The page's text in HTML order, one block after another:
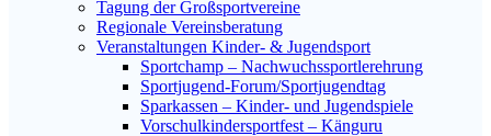
Tagung der Großsportvereine
Regionale Vereinsberatung
Veranstaltungen Kinder- & Jugendsport
Sportchamp – Nach­wuchs­sportler­ehrung
Sportjugend-Forum/Sport­jugend­tag
Sparkassen – Kinder- und Jugendspiele
Vorschulkindersportfest – Känguru